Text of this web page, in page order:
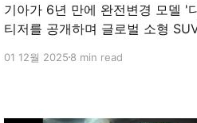
기아가 6년 만에 완전변경 모델 '
티저를 공개하며 글로벌 소형
고, 스타맵 시그니처 라이팅과 플
01 12월 20258 min read